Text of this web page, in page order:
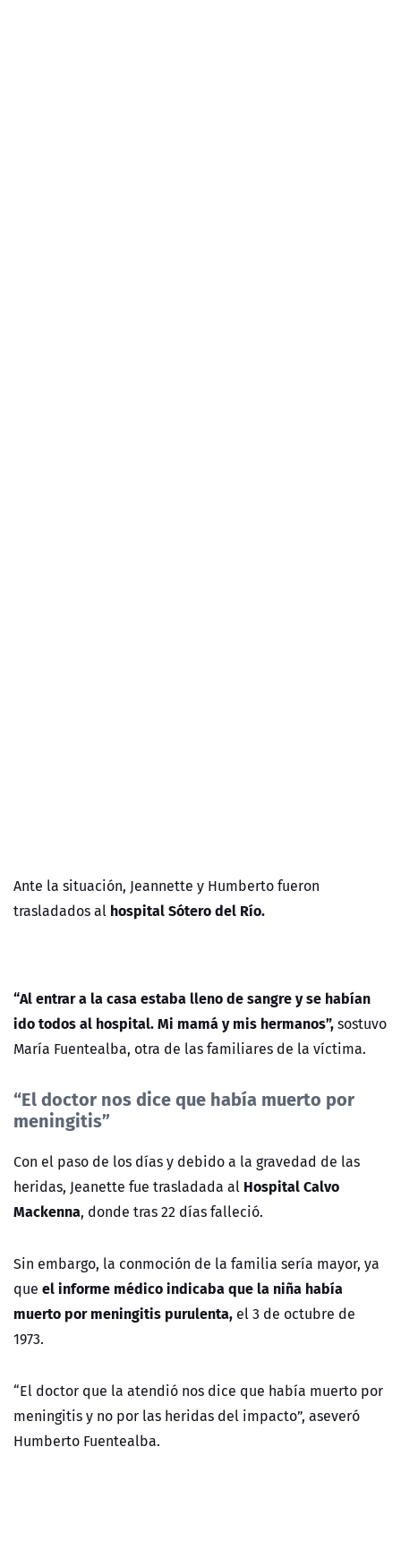
Ante la situación, Jeannette y Humberto fueron
trasladados al hospital Sótero del Río.
“Al entrar a la casa estaba lleno de sangre y se habían
ido todos al hospital. Mi mamá y mis hermanos”,sostuvo
María Fuentealba, otra de las familiares de la víctima.
“El doctor nos dice que había muerto por
meningitis”
Con el paso de los días y debido a la gravedad de las
heridas, Jeanette fue trasladada al Hospital Calvo
Mackenna, donde tras 22 días falleció.
Sin embargo, la conmoción de la familia sería mayor, ya
que el informe médico indicaba que la niña había
muerto por meningitis purulenta, el 3 de octubre de
1973.
“El doctor que la atendió nos dice que había muerto por
meningitis y no por las heridas del impacto”, aseveró
Humberto Fuentealba.